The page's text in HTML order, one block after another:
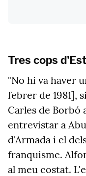
Tres cops
"No hi va haver
febrer de 1981],
Carles de Borbó
entrevistar a
d'Armada i el
franquisme.
al meu costat.